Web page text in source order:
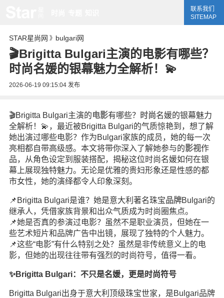
联系我们
SITEMAP
STAR星尚网 》 bulgari网
🎬Brigitta Bulgari主演的电影有哪些？
时尚名媛的银幕魅力全解析！💫
2026-06-19 09:15:04发布
🎬Brigitta Bulgari主演的电影有哪些？ 时尚名媛的银幕魅力
全解析！💫，最近被Brigitta Bulgari的气质惊艳到，想了解
她出演过哪些电影？作为Bulgari家族的成员，她的每一次
亮相都自带高级感。本文将带你深入了解她参与的影视作
品，从角色设定到服装搭配，揭秘这位时尚名媛如何在银
幕上展现独特魅力。无论是优雅的贵妇形象还是性感的都
市女性，她的演绎都令人印象深刻。
📌Brigitta Bulgari是谁？她是意大利著名珠宝品牌Bulgari的
继承人，凭借家族背景和出众气质成为时尚圈焦点。
📌她是否真的参演过电影？虽然不是职业演员，但她在一
些艺术短片和品牌广告中出镜，展现了独特的个人魅力。
📌这些“电影”有什么特别之处？虽然是非传统意义上的电
影，但她的出现往往带有强烈的时尚符号，值得一看。
✨Brigitta Bulgari：不只是名媛，更是时尚符号
Brigitta Bulgari出身于意大利顶级珠宝世家，是Bulgari品牌